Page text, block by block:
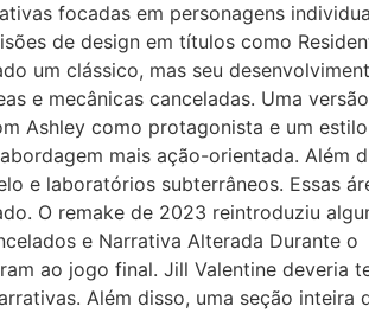
focadas em personagens
de design em títulos como
um clássico, mas seu
e mecânicas canceladas. Uma
Ashley como protagonista e um
mais ação-orientada. Além
e laboratórios subterrâneos. Essas
O remake de 2023 reintroduziu
e Narrativa Alterada Durante o
ao jogo final. Jill Valentine deveria
Além disso, uma seção inteira